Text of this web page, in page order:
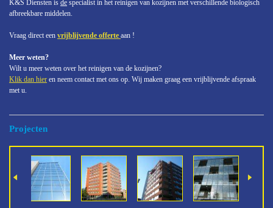
K&S Diensten is de specialist in het reinigen van kozijnen met verschillende biologisch
afbreekbare middelen.
Vraag direct een vrijblijvende offerte aan !
Meer weten?
Wilt u meer weten over het reinigen van de kozijnen?
Klik dan hier en neem contact met ons op. Wij maken graag een vrijblijvende afspraak
met u.
Projecten